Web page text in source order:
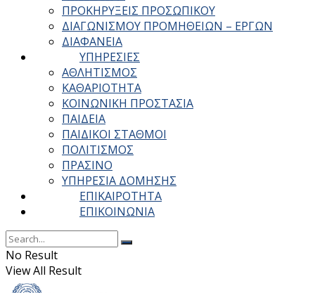
ΠΡΟΚΗΡΥΞΕΙΣ ΠΡΟΣΩΠΙΚΟΥ
ΔΙΑΓΩΝΙΣΜΟΥ ΠΡΟΜΗΘΕΙΩΝ – ΕΡΓΩΝ
ΔΙΑΦΑΝΕΙΑ
ΥΠΗΡΕΣΙΕΣ
ΑΘΛΗΤΙΣΜΟΣ
ΚΑΘΑΡΙΟΤΗΤΑ
ΚΟΙΝΩΝΙΚΗ ΠΡΟΣΤΑΣΙΑ
ΠΑΙΔΕΙΑ
ΠΑΙΔΙΚΟΙ ΣΤΑΘΜΟΙ
ΠΟΛΙΤΙΣΜΟΣ
ΠΡΑΣΙΝΟ
ΥΠΗΡΕΣΙΑ ΔΟΜΗΣΗΣ
ΕΠΙΚΑΙΡΟΤΗΤΑ
ΕΠΙΚΟΙΝΩΝΙΑ
No Result
View All Result